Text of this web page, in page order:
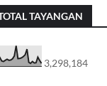
TAYANGAN
3,298,184